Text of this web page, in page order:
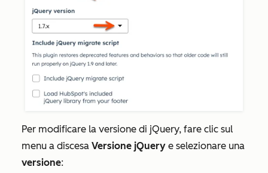
Per modificare la versione di jQuery, fare clic sul
menu a discesa Versione jQuery e selezionare una
versione: